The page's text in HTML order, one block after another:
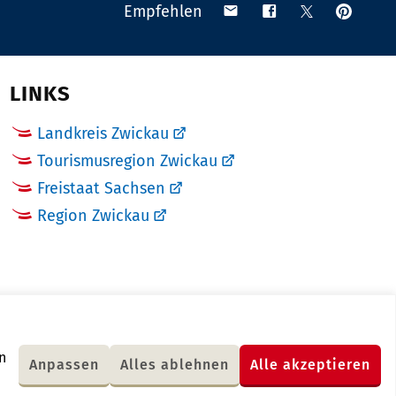
Anpassen Alles ablehnen Alle akzeptieren
Empfehlen
Teilen Teilen Teilen
LINKS
Landkreis Zwickau
Tourismusregion Zwickau
Freistaat Sachsen
Region Zwickau